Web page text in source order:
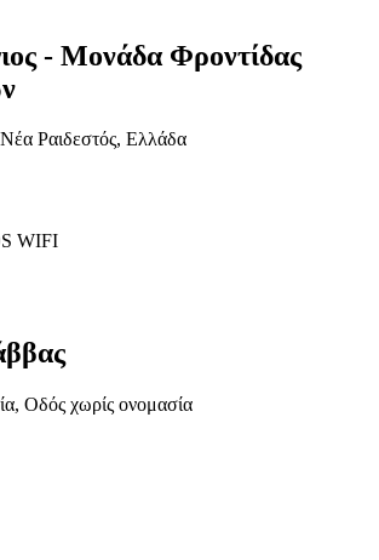
- Μονάδα Φροντίδας
Ραιδεστός, Ελλάδα
WIFI
Οδός χωρίς ονομασία